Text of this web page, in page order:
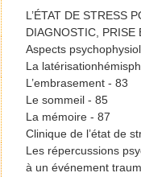
L’ÉTAT DE STRESS
DIAGNOSTIC, PRISE
Aspects
La
L’embrasement - 83
Le sommeil - 85
La mémoire - 87
Clinique de l’état de
Les répercussions
à un événement